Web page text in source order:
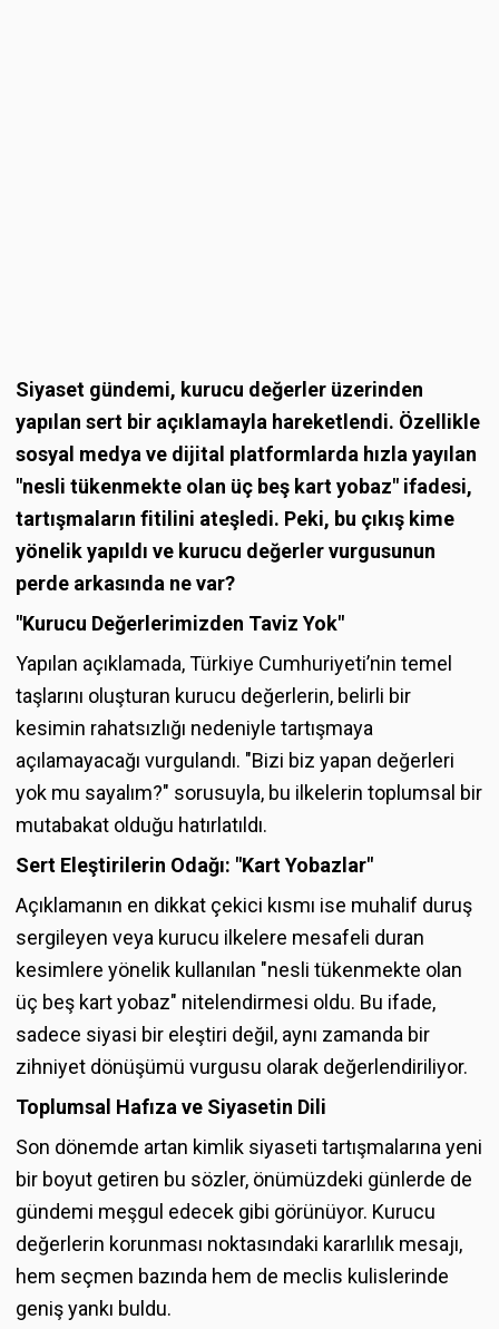
Siyaset gündemi, kurucu değerler üzerinden
yapılan sert bir açıklamayla hareketlendi. Özellikle
sosyal medya ve dijital platformlarda hızla yayılan
"nesli tükenmekte olan üç beş kart yobaz" ifadesi,
tartışmaların fitilini ateşledi. Peki, bu çıkış kime
yönelik yapıldı ve kurucu değerler vurgusunun
perde arkasında ne var?
"Kurucu Değerlerimizden Taviz Yok"
Yapılan açıklamada, Türkiye Cumhuriyeti’nin temel
taşlarını oluşturan kurucu değerlerin, belirli bir
kesimin rahatsızlığı nedeniyle tartışmaya
açılamayacağı vurgulandı. "Bizi biz yapan değerleri
yok mu sayalım?" sorusuyla, bu ilkelerin toplumsal bir
mutabakat olduğu hatırlatıldı.
Sert Eleştirilerin Odağı: "Kart Yobazlar"
Açıklamanın en dikkat çekici kısmı ise muhalif duruş
sergileyen veya kurucu ilkelere mesafeli duran
kesimlere yönelik kullanılan "nesli tükenmekte olan
üç beş kart yobaz" nitelendirmesi oldu. Bu ifade,
sadece siyasi bir eleştiri değil, aynı zamanda bir
zihniyet dönüşümü vurgusu olarak değerlendiriliyor.
Toplumsal Hafıza ve Siyasetin Dili
Son dönemde artan kimlik siyaseti tartışmalarına yeni
bir boyut getiren bu sözler, önümüzdeki günlerde de
gündemi meşgul edecek gibi görünüyor. Kurucu
değerlerin korunması noktasındaki kararlılık mesajı,
hem seçmen bazında hem de meclis kulislerinde
geniş yankı buldu.